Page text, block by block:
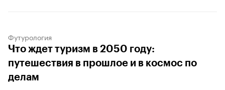
Футурология
Что ждет туризм в 2050 году:
путешествия в прошлое и в космос по
делам